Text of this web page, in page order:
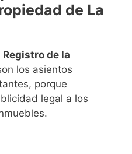
de La
de la
los asientos
porque
legal a los